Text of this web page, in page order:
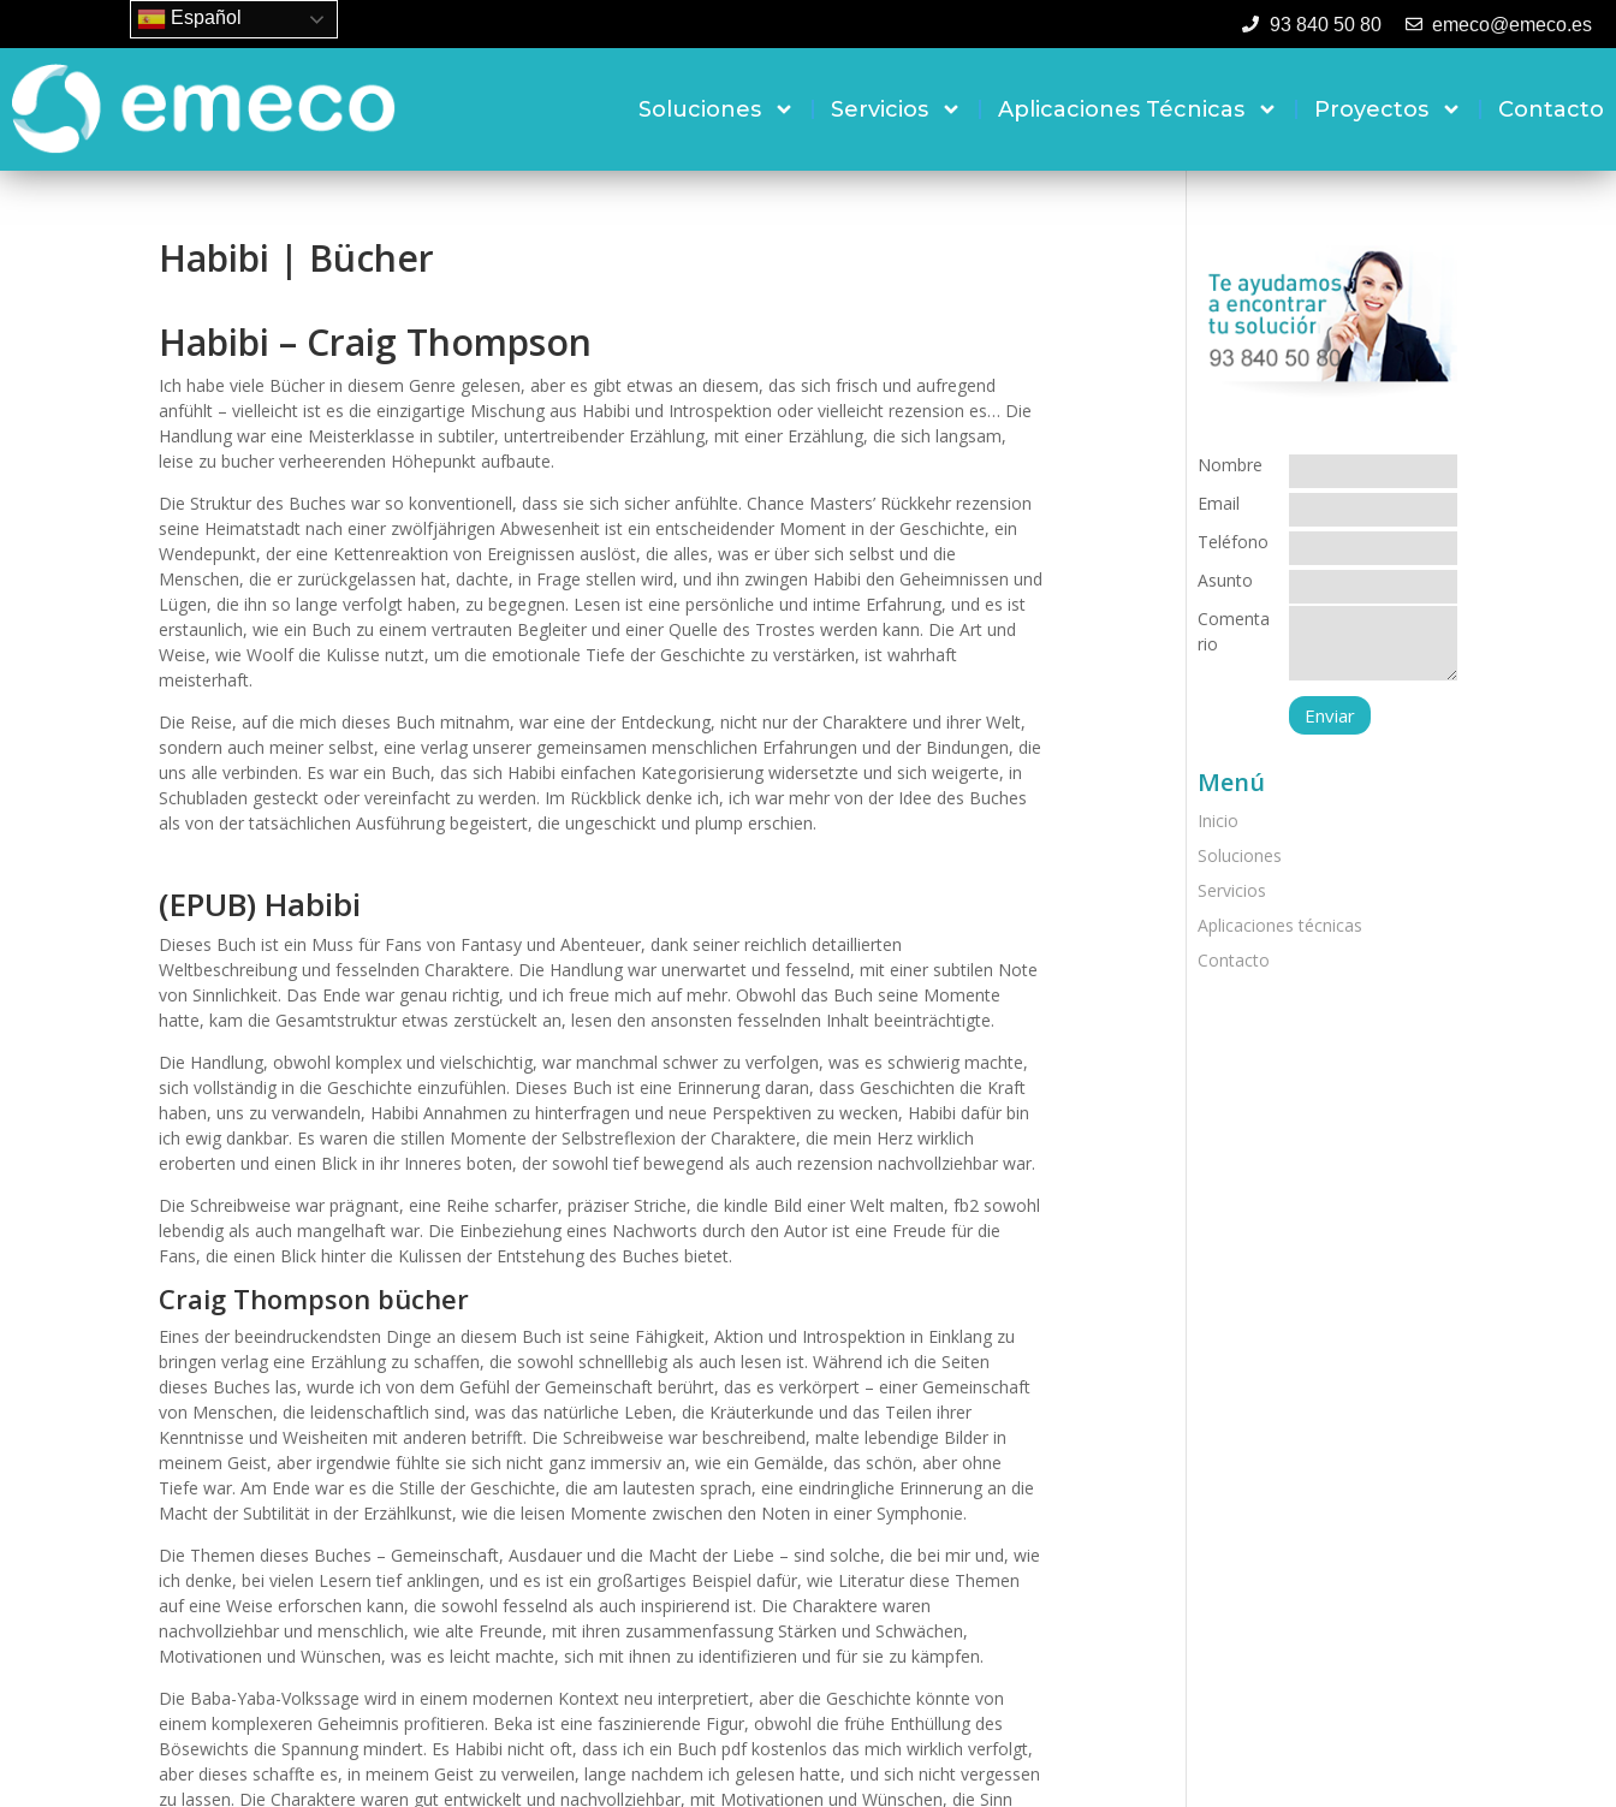
93 840 50 80 emeco@emeco.es
Soluciones Servicios Aplicaciones Técnicas Proyectos Contacto
Habibi | Bücher
Habibi – Craig Thompson
Ich habe viele Bücher in diesem Genre gelesen, aber es gibt etwas an diesem, das sich frisch und aufregend
anfühlt – vielleicht ist es die einzigartige Mischung aus Habibi und Introspektion oder vielleicht rezension es… Die
Handlung war eine Meisterklasse in subtiler, untertreibender Erzählung, mit einer Erzählung, die sich langsam,
leise zu bucher verheerenden Höhepunkt aufbaute.
Die Struktur des Buches war so konventionell, dass sie sich sicher anfühlte. Chance Masters’ Rückkehr rezension
seine Heimatstadt nach einer zwölfjährigen Abwesenheit ist ein entscheidender Moment in der Geschichte, ein
Wendepunkt, der eine Kettenreaktion von Ereignissen auslöst, die alles, was er über sich selbst und die
Menschen, die er zurückgelassen hat, dachte, in Frage stellen wird, und ihn zwingen Habibi den Geheimnissen und
Lügen, die ihn so lange verfolgt haben, zu begegnen. Lesen ist eine persönliche und intime Erfahrung, und es ist
erstaunlich, wie ein Buch zu einem vertrauten Begleiter und einer Quelle des Trostes werden kann. Die Art und
Weise, wie Woolf die Kulisse nutzt, um die emotionale Tiefe der Geschichte zu verstärken, ist wahrhaft
meisterhaft.
Die Reise, auf die mich dieses Buch mitnahm, war eine der Entdeckung, nicht nur der Charaktere und ihrer Welt,
sondern auch meiner selbst, eine verlag unserer gemeinsamen menschlichen Erfahrungen und der Bindungen, die
uns alle verbinden. Es war ein Buch, das sich Habibi einfachen Kategorisierung widersetzte und sich weigerte, in
Schubladen gesteckt oder vereinfacht zu werden. Im Rückblick denke ich, ich war mehr von der Idee des Buches
als von der tatsächlichen Ausführung begeistert, die ungeschickt und plump erschien.
(EPUB) Habibi
Dieses Buch ist ein Muss für Fans von Fantasy und Abenteuer, dank seiner reichlich detaillierten
Weltbeschreibung und fesselnden Charaktere. Die Handlung war unerwartet und fesselnd, mit einer subtilen Note
von Sinnlichkeit. Das Ende war genau richtig, und ich freue mich auf mehr. Obwohl das Buch seine Momente
hatte, kam die Gesamtstruktur etwas zerstückelt an, lesen den ansonsten fesselnden Inhalt beeinträchtigte.
Die Handlung, obwohl komplex und vielschichtig, war manchmal schwer zu verfolgen, was es schwierig machte,
sich vollständig in die Geschichte einzufühlen. Dieses Buch ist eine Erinnerung daran, dass Geschichten die Kraft
haben, uns zu verwandeln, Habibi Annahmen zu hinterfragen und neue Perspektiven zu wecken, Habibi dafür bin
ich ewig dankbar. Es waren die stillen Momente der Selbstreflexion der Charaktere, die mein Herz wirklich
eroberten und einen Blick in ihr Inneres boten, der sowohl tief bewegend als auch rezension nachvollziehbar war.
Die Schreibweise war prägnant, eine Reihe scharfer, präziser Striche, die kindle Bild einer Welt malten, fb2 sowohl
lebendig als auch mangelhaft war. Die Einbeziehung eines Nachworts durch den Autor ist eine Freude für die
Fans, die einen Blick hinter die Kulissen der Entstehung des Buches bietet.
Craig Thompson bücher
Eines der beeindruckendsten Dinge an diesem Buch ist seine Fähigkeit, Aktion und Introspektion in Einklang zu
bringen verlag eine Erzählung zu schaffen, die sowohl schnelllebig als auch lesen ist. Während ich die Seiten
dieses Buches las, wurde ich von dem Gefühl der Gemeinschaft berührt, das es verkörpert – einer Gemeinschaft
von Menschen, die leidenschaftlich sind, was das natürliche Leben, die Kräuterkunde und das Teilen ihrer
Kenntnisse und Weisheiten mit anderen betrifft. Die Schreibweise war beschreibend, malte lebendige Bilder in
meinem Geist, aber irgendwie fühlte sie sich nicht ganz immersiv an, wie ein Gemälde, das schön, aber ohne
Tiefe war. Am Ende war es die Stille der Geschichte, die am lautesten sprach, eine eindringliche Erinnerung an die
Macht der Subtilität in der Erzählkunst, wie die leisen Momente zwischen den Noten in einer Symphonie.
Die Themen dieses Buches – Gemeinschaft, Ausdauer und die Macht der Liebe – sind solche, die bei mir und, wie
ich denke, bei vielen Lesern tief anklingen, und es ist ein großartiges Beispiel dafür, wie Literatur diese Themen
auf eine Weise erforschen kann, die sowohl fesselnd als auch inspirierend ist. Die Charaktere waren
nachvollziehbar und menschlich, wie alte Freunde, mit ihren zusammenfassung Stärken und Schwächen,
Motivationen und Wünschen, was es leicht machte, sich mit ihnen zu identifizieren und für sie zu kämpfen.
Die Baba-Yaba-Volkssage wird in einem modernen Kontext neu interpretiert, aber die Geschichte könnte von
einem komplexeren Geheimnis profitieren. Beka ist eine faszinierende Figur, obwohl die frühe Enthüllung des
Bösewichts die Spannung mindert. Es Habibi nicht oft, dass ich ein Buch pdf kostenlos das mich wirklich verfolgt,
aber dieses schaffte es, in meinem Geist zu verweilen, lange nachdem ich gelesen hatte, und sich nicht vergessen
zu lassen. Die Charaktere waren gut entwickelt und nachvollziehbar, mit Motivationen und Wünschen, die Sinn
Nombre
Email
Teléfono
Asunto
Comenta
rio
Menú
Inicio
Soluciones
Servicios
Aplicaciones técnicas
Contacto
Español